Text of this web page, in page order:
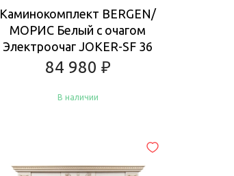
Каминокомплект BERGEN/
МОРИС Белый с очагом
Электроочаг JOKER-SF 36
84 980 ₽
В наличии